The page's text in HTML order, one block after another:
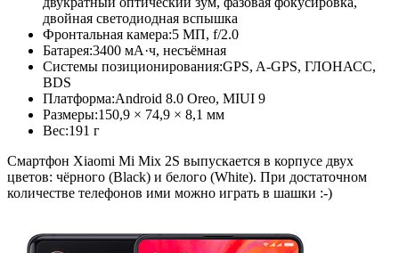
двойная светодиодная вспышка
Фронтальная камера:5 МП, f/2.0
Батарея:3400 мА·ч, несъёмная
Системы позиционирования:GPS, A-GPS, ГЛОНАСС,
BDS
Платформа:Android 8.0 Oreo, MIUI 9
Размеры:150,9 × 74,9 × 8,1 мм
Вес:191 г
Смартфон Xiaomi Mi Mix 2S выпускается в корпусе двух
цветов: чёрного (Black) и белого (White). При достаточном
количестве телефонов ими можно играть в шашки :-)